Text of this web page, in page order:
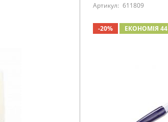
Артикул: 611809
-20% ЕКОНОМІЯ